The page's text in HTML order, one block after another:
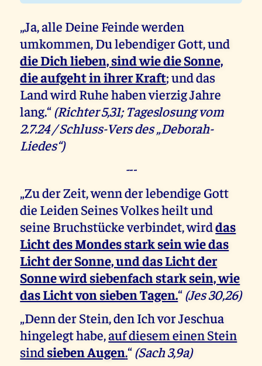
„Ja, alle Deine Feinde werden
umkommen, Du lebendiger Gott, und
die Dich lieben, sind wie die Sonne,
die aufgeht in ihrer Kraft; und das
Land wird Ruhe haben vierzig Jahre
lang.“(Richter 5,31; Tageslosung vom
2.7.24 / Schluss-Vers des „Deborah-
Liedes“)
---
„Zu der Zeit, wenn der lebendige Gott
die Leiden Seines Volkes heilt und
seine Bruchstücke verbindet, wirddas
Licht des Mondes stark sein wie das
Licht der Sonne, und das Licht der
Sonne wird siebenfach stark sein, wie
das Licht von sieben Tagen.“(Jes 30,26)
„Denn der Stein, den Ich vor Jeschua
hingelegt habe,auf diesem einen Stein
sindsieben Augen.“(Sach 3,9a)